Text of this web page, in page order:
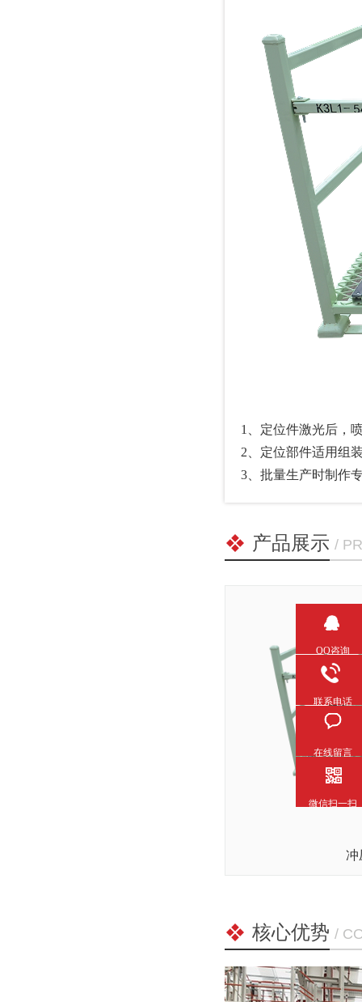
1、定位件激光后
2、定位部件适用
3、批量生产时制
产品展示 /
冲
核心优势 /
QQ咨询
联系电话
在线留言
微信扫一扫